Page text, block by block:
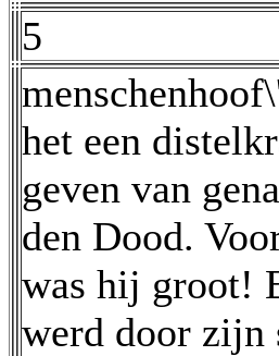
5
het een
geven van
den Dood.
was hij groot!
werd door zijn